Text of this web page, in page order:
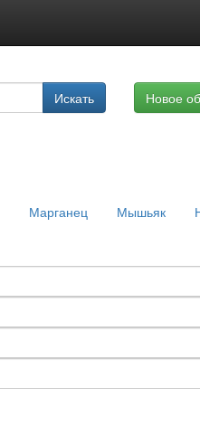
Искать Новое
Марганец Мышьяк